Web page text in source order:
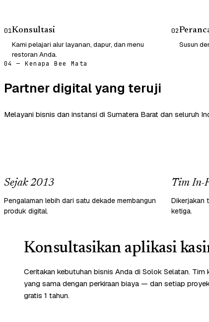
01Konsultasi
Kami pelajari alur layanan, dapur, dan menu
restoran Anda.
02
Susun
04 — Kenapa Bee Mata
Partner digital yang teruji
Melayani bisnis dan instansi di Sumatera Barat dan seluruh
Sejak 2013
Pengalaman lebih dari satu dekade membangun
produk digital.
Tim In-
Dikerjakan
ketiga.
Konsultasikan aplikasi
Ceritakan kebutuhan bisnis Anda di Solok Selatan. Tim
yang sama dengan perkiraan biaya — dan setiap
gratis 1 tahun.